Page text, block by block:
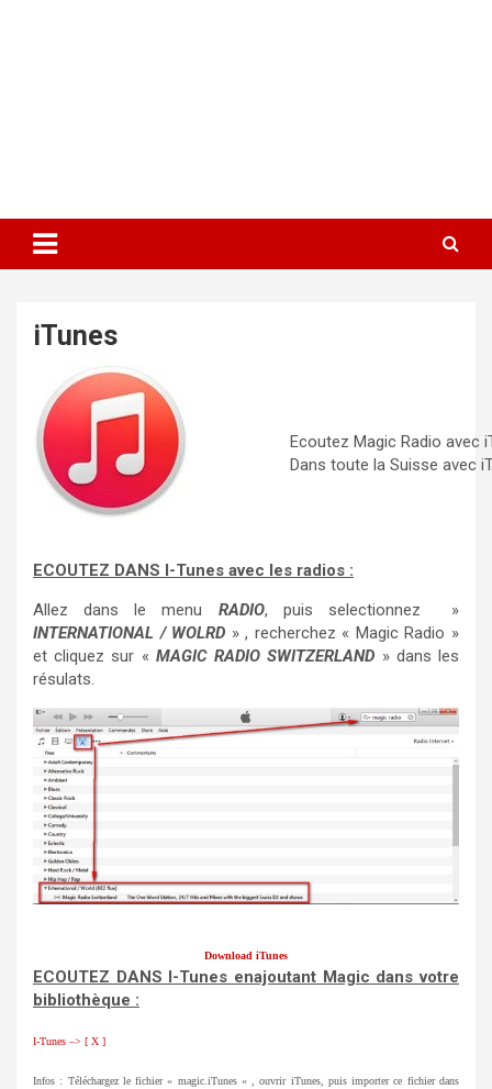
iTunes
Ecoutez Magic Radio avec
Dans toute la Suisse avec
ECOUTEZ DANS I-Tunes avec les radios :
Allez dans le menu RADIO, puis selectionnez »
INTERNATIONAL / WOLRD » , recherchez « Magic Radio »
et cliquez sur « MAGIC RADIO SWITZERLAND » dans les
résulats.
Download iTunes
ECOUTEZ DANS I-Tunes enajoutant Magic dans votre
bibliothèque :
I-Tunes –> [ X ]
Infos : Téléchargez le fichier « magic.iTunes « , ouvrir iTunes, puis importer ce fichier dans